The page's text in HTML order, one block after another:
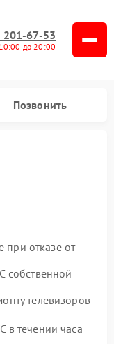
201-67-53
до 20:00
Позвонить
при отказе от
собственной
телевизоров
в течении часа